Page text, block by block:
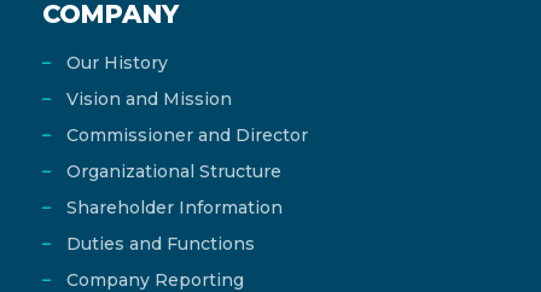
COMPANY
Our History
Vision and Mission
Commissioner and Director
Organizational Structure
Shareholder Information
Duties and Functions
Company Reporting